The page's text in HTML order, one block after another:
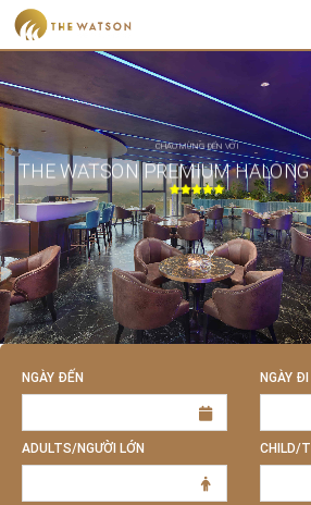
CHÀO MỪNG ĐẾN VỚI
THE WATSON PREMIUM
NGÀY ĐẾN NGÀY ĐI
ADULTS/NGƯỜI LỚN CHILD/